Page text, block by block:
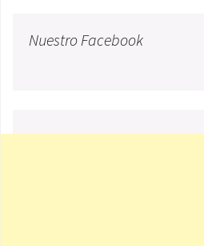
Nuestro Facebook